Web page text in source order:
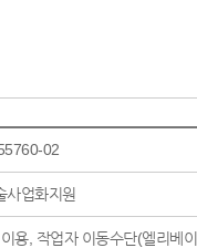
02
사업화지원
용, 작업자 이동수단(엘리베